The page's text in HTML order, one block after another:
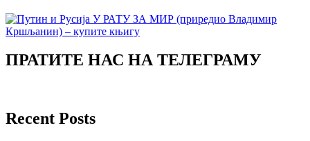
ПРАТИТЕ НАС НА ТЕЛЕГРАМУ
Recent Posts